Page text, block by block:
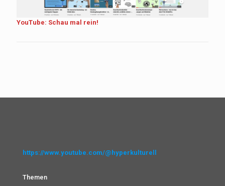
YouTube: Schau mal rein!
https://www.youtube.com/@hyperkulturell
Themen